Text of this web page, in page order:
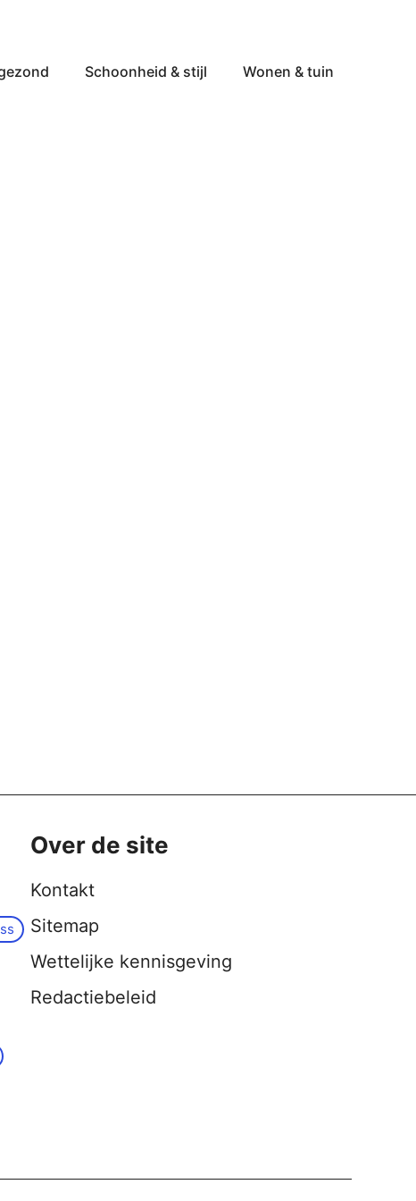
Schoonheid & stijl Wonen & tuin
Over de site
Kontakt
Sitemap
Wettelijke kennisgeving
Redactiebeleid